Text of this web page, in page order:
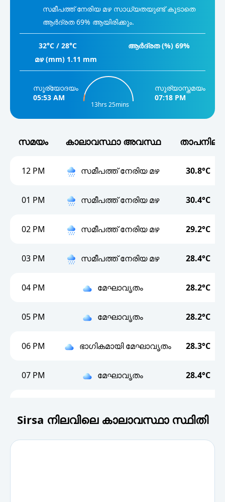
08 AM
25°
30°
30°
സമീപത്ത് നേരിയ മഴ സാധ്യതയുണ്ട് കൂടാതെ
ആർദ്രത 69% ആയിരിക്കും.
32°C / 28°C
ആർദ്രത (%) 69%
മഴ (mm) 1.11 mm
സൂര്യോദയം
05:53 AM
13hrs 25mins
സൂര്യാസ്തമയം
07:18 PM
സമയം കാലാവസ്ഥാ അവസ്ഥ താപനില
12 PM സമീപത്ത് നേരിയ മഴ 30.8°C
01 PM സമീപത്ത് നേരിയ മഴ 30.4°C
02 PM സമീപത്ത് നേരിയ മഴ 29.2°C
03 PM സമീപത്ത് നേരിയ മഴ 28.4°C
04 PM മേഘാവൃതം 28.2°C
05 PM മേഘാവൃതം 28.2°C
06 PM ഭാഗികമായി മേഘാവൃതം 28.3°C
07 PM മേഘാവൃതം 28.4°C
Sirsa നിലവിലെ കാലാവസ്ഥാ സ്ഥിതി